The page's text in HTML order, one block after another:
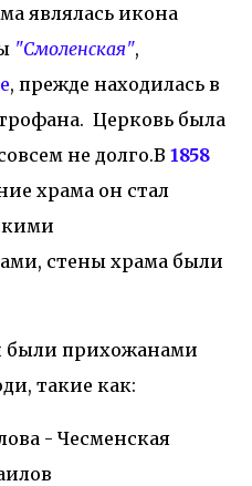
являлась икона
"Смоленская",
, прежде находилась в
Церковь была
не долго.В 1858
храма он стал
стены храма были
были прихожанами
такие как:
- Чесменская